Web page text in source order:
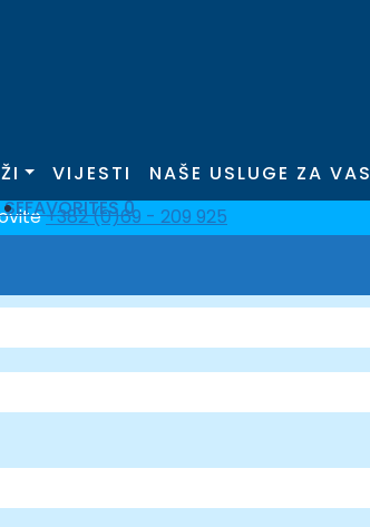
VIJESTI NAŠE USLUGE ZA VAS
FAVORITES0
+382 (0)69 - 209 925